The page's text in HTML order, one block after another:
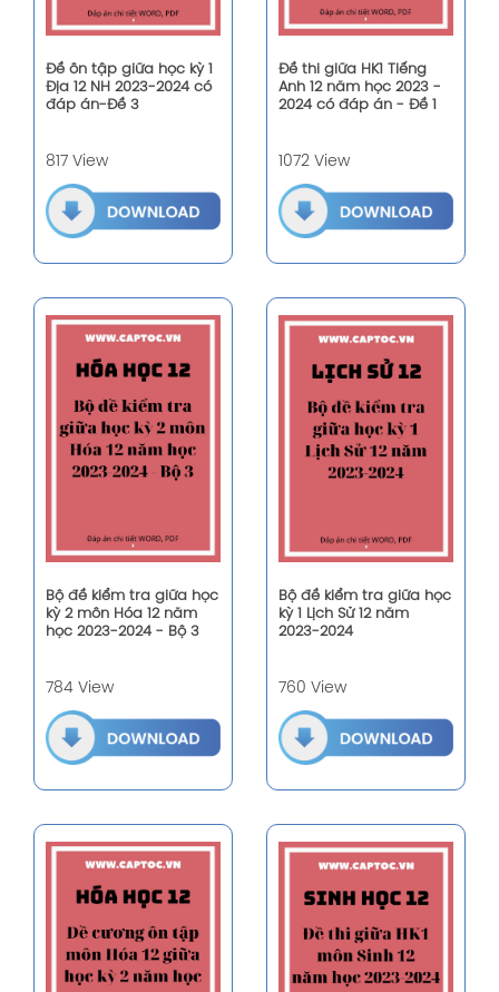
Đề ôn tập giữa học kỳ 1
Địa 12 NH 2023-2024 có
đáp án-Đề 3
817 View
Đề thi giữa HK1 Tiếng
Anh 12 năm học 2023 -
2024 có đáp án - Đề 1
1072 View
Bộ đề kiểm tra giữa học
kỳ 2 môn Hóa 12 năm
học 2023-2024 - Bộ 3
784 View
Bộ đề kiểm tra giữa học
kỳ 1 Lịch Sử 12 năm
2023-2024
760 View